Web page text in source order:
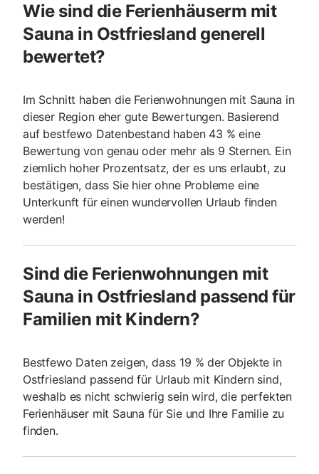
Wie sind die Ferienhäuserm mit
Sauna in Ostfriesland generell
bewertet?
Im Schnitt haben die Ferienwohnungen mit Sauna in
dieser Region eher gute Bewertungen. Basierend
auf bestfewo Datenbestand haben 43 % eine
Bewertung von genau oder mehr als 9 Sternen. Ein
ziemlich hoher Prozentsatz, der es uns erlaubt, zu
bestätigen, dass Sie hier ohne Probleme eine
Unterkunft für einen wundervollen Urlaub finden
werden!
Sind die Ferienwohnungen mit
Sauna in Ostfriesland passend für
Familien mit Kindern?
Bestfewo Daten zeigen, dass 19 % der Objekte in
Ostfriesland passend für Urlaub mit Kindern sind,
weshalb es nicht schwierig sein wird, die perfekten
Ferienhäuser mit Sauna für Sie und Ihre Familie zu
finden.